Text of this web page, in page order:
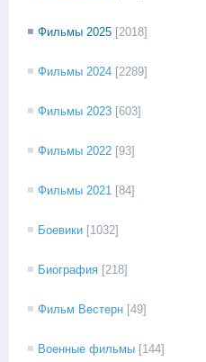
Фильмы 2025 [2018]
Фильмы 2024 [2289]
Фильмы 2023 [603]
Фильмы 2022 [93]
Фильмы 2021 [84]
Боевики [1032]
Биография [218]
Фильм Вестерн [49]
Военные фильмы [144]